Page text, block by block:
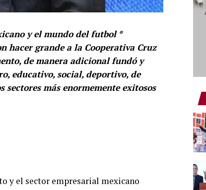
y el mundo del futbol *
hacer grande a la Cooperativa Cruz
de manera adicional fundó y
educativo, social, deportivo, de
sectores más enormemente exitosos
y el sector empresarial mexicano